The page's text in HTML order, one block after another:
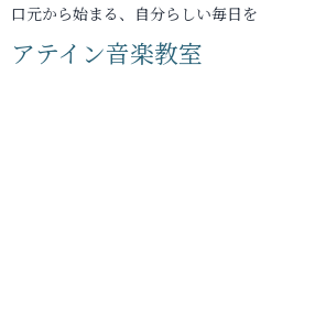
口元から始まる、自分らしい毎日を
アテイン音楽教室